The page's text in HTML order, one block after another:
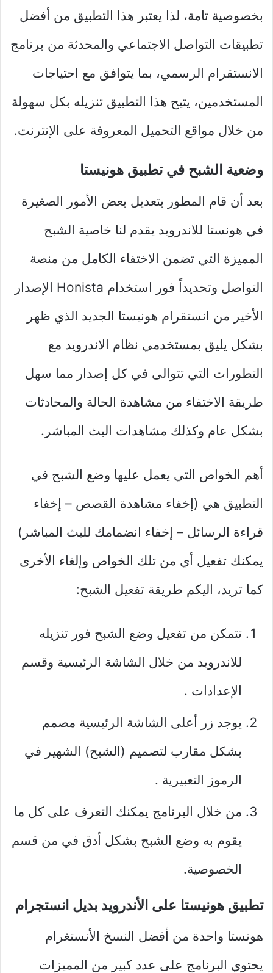
بخصوصية تامة، لذا يعتبر هذا التطبيق من أفضل
تطبيقات التواصل الاجتماعي والمحدثة من برنامج
الانستقرام الرسمي، بما يتوافق مع احتياجات
المستخدمين، يتيح هذا التطبيق تنزيله بكل سهولة
من خلال مواقع التحميل المعروفة على الإنترنت.
وضعية الشبح في تطبيق هونيستا
بعد أن قام المطور بتعديل بعض الأمور الصغيرة
في هونستا للاندرويد يقدم لنا خاصية الشبح
المميزة التي تضمن الاختفاء الكامل من منصة
التواصل وتحديداً فور استخدام Honista الإصدار
الأخير من انستقرام هونيستا الجديد الذي ظهر
بشكل يليق بمستخدمي نظام الاندرويد مع
التطورات التي تتوالى في كل إصدار مما سهل
طريقة الاختفاء من مشاهدة الحالة والمحادثات
بشكل عام وكذلك مشاهدات البث المباشر.
أهم الخواص التي يعمل عليها وضع الشبح في
التطبيق هي (إخفاء مشاهدة القصص – إخفاء
قراءة الرسائل – إخفاء انضمامك للبث المباشر)
يمكنك تفعيل أي من تلك الخواص وإلغاء الأخرى
كما تريد، اليكم طريقة تفعيل الشبح:
تتمكن من تفعيل وضع الشبح فور تنزيله
للاندرويد من خلال الشاشة الرئيسية وقسم
الإعدادات .
يوجد زر أعلى الشاشة الرئيسية مصمم
بشكل مقارب لتصميم (الشبح) الشهير في
الرموز التعبيرية .
من خلال البرنامج يمكنك التعرف على كل ما
يقوم به وضع الشبح بشكل أدق في من قسم
الخصوصية.
تطبيق هونيستا على الأندرويد بديل انستجرام
هونستا واحدة من أفضل النسخ الأنستغرام
يحتوي البرنامج على عدد كبير من المميزات